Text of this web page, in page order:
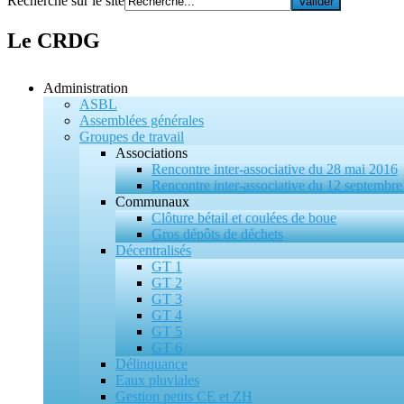
Le CRDG
Administration
ASBL
Assemblées générales
Groupes de travail
Associations
Rencontre inter-associative du 28 mai 2016
Rencontre inter-associative du 12
Communaux
Clôture bétail et coulées de boue
Gros dépôts de déchets
Décentralisés
GT 1
GT 2
GT 3
GT 4
GT 5
GT 6
Délinquance
Eaux pluviales
Gestion petits CE et ZH